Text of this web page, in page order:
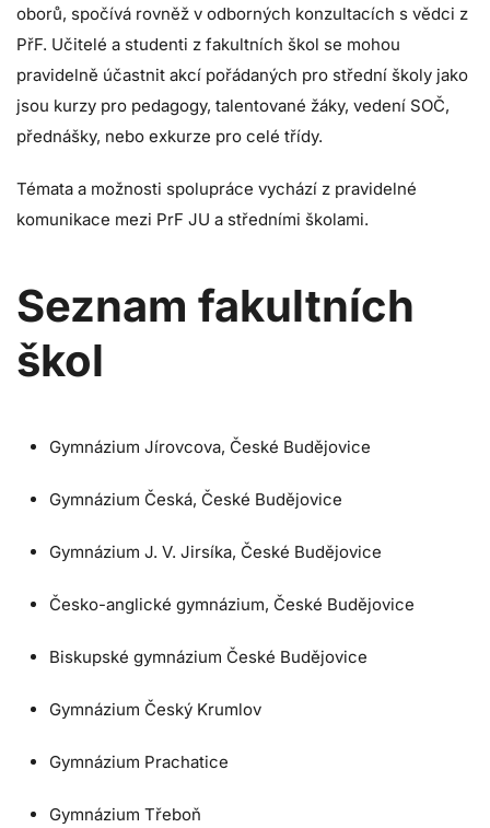
oborů, spočívá rovněž v odborných konzultacích s vědci z
PřF. Učitelé a studenti z fakultních škol se mohou
pravidelně účastnit akcí pořádaných pro střední školy jako
jsou kurzy pro pedagogy, talentované žáky, vedení SOČ,
přednášky, nebo exkurze pro celé třídy.
Témata a možnosti spolupráce vychází z pravidelné
komunikace mezi PrF JU a středními školami.
Seznam fakultních
škol
Gymnázium Jírovcova, České Budějovice
Gymnázium Česká, České Budějovice
Gymnázium J. V. Jirsíka, České Budějovice
Česko-anglické gymnázium, České Budějovice
Biskupské gymnázium České Budějovice
Gymnázium Český Krumlov
Gymnázium Prachatice
Gymnázium Třeboň